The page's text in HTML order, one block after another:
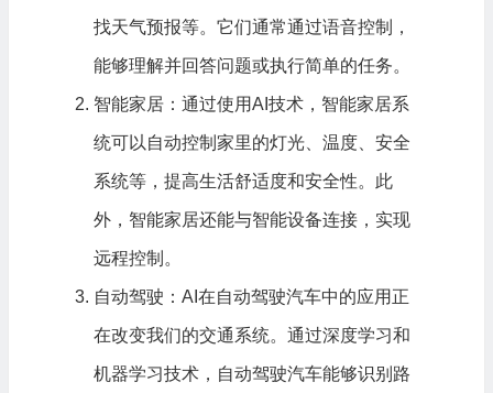
找天气预报等。它们通常通过语音控制，
能够理解并回答问题或执行简单的任务。
智能家居：通过使用AI技术，智能家居系
统可以自动控制家里的灯光、温度、安全
系统等，提高生活舒适度和安全性。此
外，智能家居还能与智能设备连接，实现
远程控制。
自动驾驶：AI在自动驾驶汽车中的应用正
在改变我们的交通系统。通过深度学习和
机器学习技术，自动驾驶汽车能够识别路